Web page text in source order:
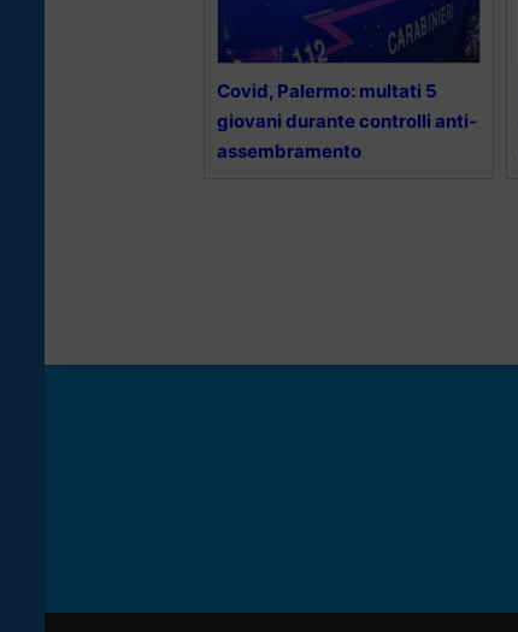
Covid, Palermo: multati 5
giovani durante controlli anti-
assembramento